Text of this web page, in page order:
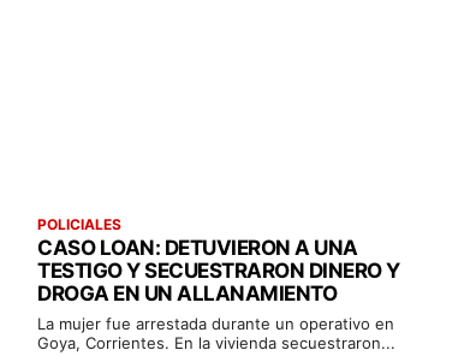
POLICIALES
CASO LOAN: DETUVIERON A UNA
TESTIGO Y SECUESTRARON DINERO Y
DROGA EN UN ALLANAMIENTO
La mujer fue arrestada durante un operativo en
Goya, Corrientes. En la vivienda secuestraron...